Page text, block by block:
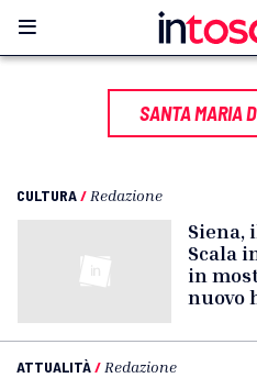
SANTA MARIA
CULTURA/ Redazione
Siena,
Scala
in
nuovo
ATTUALITÀ/ Redazione